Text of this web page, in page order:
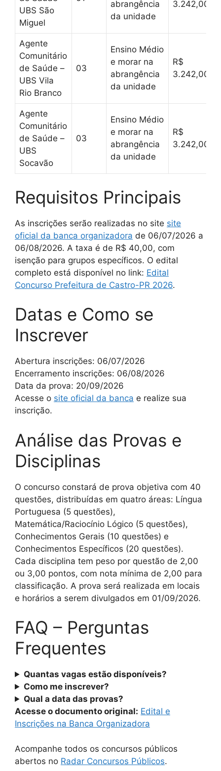
UBS São
Miguel
abrangência
da unidade
3.242,00
Agente
Comunitário
de Saúde –
UBS Vila
Rio Branco
03
Ensino Médio
e morar na
abrangência
da unidade
R$
3.242,00
Agente
Comunitário
de Saúde –
UBS
Socavão
03
Ensino Médio
e morar na
abrangência
da unidade
R$
3.242,00
Requisitos Principais
As inscrições serão realizadas no site site
oficial da banca organizadora de 06/07/2026 a
06/08/2026. A taxa é de R$ 40,00, com
isenção para grupos específicos. O edital
completo está disponível no link: Edital
Concurso Prefeitura de Castro-PR 2026.
Datas e Como se
Inscrever
Abertura inscrições: 06/07/2026
Encerramento inscrições: 06/08/2026
Data da prova: 20/09/2026
Acesse o site oficial da banca e realize sua
inscrição.
Análise das Provas e
Disciplinas
O concurso constará de prova objetiva com 40
questões, distribuídas em quatro áreas: Língua
Portuguesa (5 questões),
Matemática/Raciocínio Lógico (5 questões),
Conhecimentos Gerais (10 questões) e
Conhecimentos Específicos (20 questões).
Cada disciplina tem peso por questão de 2,00
ou 3,00 pontos, com nota mínima de 2,00 para
classificação. A prova será realizada em locais
e horários a serem divulgados em 01/09/2026.
FAQ – Perguntas
Frequentes
Quantas vagas estão disponíveis?
Como me inscrever?
Qual a data das provas?
Acesse o documento original: Edital e
Inscrições na Banca Organizadora
Acompanhe todos os concursos públicos
abertos no Radar Concursos Públicos.